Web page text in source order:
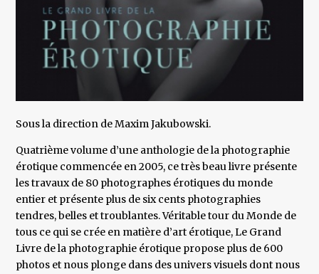
Sous la direction de Maxim Jakubowski.
Quatrième volume d’une anthologie de la photographie
érotique commencée en 2005, ce très beau livre présente
les travaux de 80 photographes érotiques du monde
entier et présente plus de six cents photographies
tendres, belles et troublantes. Véritable tour du Monde de
tous ce qui se crée en matière d’art érotique, Le Grand
Livre de la photographie érotique propose plus de 600
photos et nous plonge dans des univers visuels dont nous